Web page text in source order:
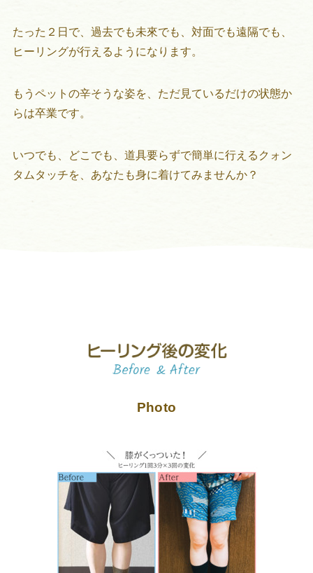
たった２日で、過去でも未來でも、対面でも遠隔でも、
ヒーリングが行えるようになります。
もうペットの辛そうな姿を、ただ見ているだけの状態か
らは卒業です。
いつでも、どこでも、道具要らずで簡単に行えるクォン
タムタッチを、あなたも身に着けてみませんか？
Photo